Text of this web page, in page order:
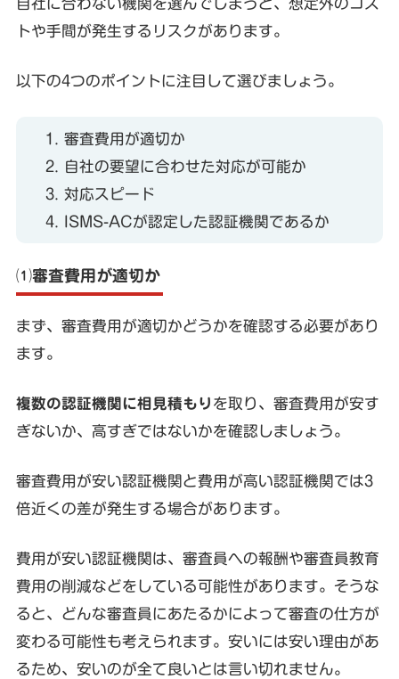
トや手間が発生するリスクがあります。
以下の4つのポイントに注目して選びましょう。
審査費用が適切か
自社の要望に合わせた対応が可能か
対応スピード
ISMS-ACが認定した認証機関であるか
⑴審査費用が適切か
まず、審査費用が適切かどうかを確認する必要があり
ます。
複数の認証機関に相見積もり を取り、審査費用が安す
ぎないか、高すぎではないかを確認しましょう。
審査費用が安い認証機関と費用が高い認証機関では3
倍近くの差が発生する場合があります。
費用が安い認証機関は、審査員への報酬や審査員教育
費用の削減などをしている可能性があります。そうな
ると、どんな審査員にあたるかによって審査の仕方が
変わる可能性も考えられます。安いには安い理由があ
るため、安いのが全て良いとは言い切れません。